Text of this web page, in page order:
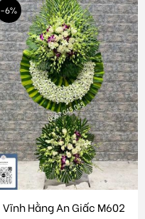
-6%
Vĩnh Hằng An Giấc M602